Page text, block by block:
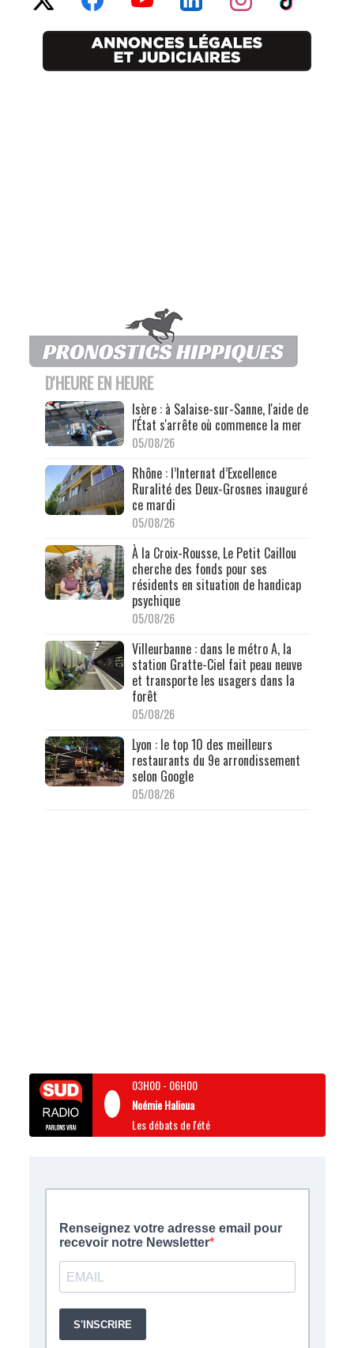
D'HEURE EN HEURE
Isère : à Salaise-sur-Sanne, l'aide de
l'État s'arrête où commence la mer
05/08/26
Rhône : l’Internat d’Excellence
Ruralité des Deux-Grosnes inauguré
ce mardi
05/08/26
À la Croix-Rousse, Le Petit Caillou
cherche des fonds pour ses
résidents en situation de handicap
psychique
05/08/26
Villeurbanne : dans le métro A, la
station Gratte-Ciel fait peau neuve
et transporte les usagers dans la
forêt
05/08/26
Lyon : le top 10 des meilleurs
restaurants du 9e arrondissement
selon Google
05/08/26
03H00- 06H00
Noémie Halioua
Les débats de l'été